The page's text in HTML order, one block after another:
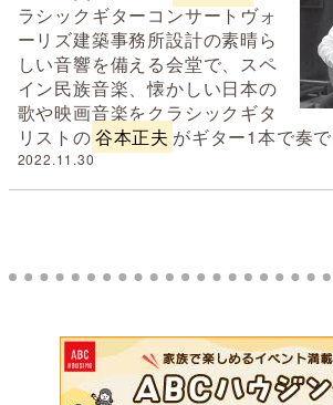
ラシックギターコンサートヴォ
ーリズ建築事務所設計の素晴ら
しい音響を備える会堂で、スペ
イン民族音楽、懐かしい日本の
歌や映画音楽をクラシックギタ
リストの谷本正夫 がギター1本で奏
2022.11.30